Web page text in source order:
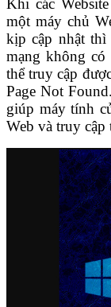
một máy chủ
kịp cập nhật thì
mạng không
thể truy cập
Page Not
giúp máy tính
Web và truy cập